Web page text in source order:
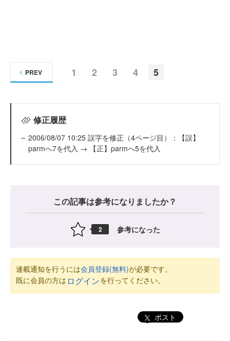
1 2 3 4 5
PREV
修正履歴
2006/08/07 10:25 誤字を修正（4ページ目）：【誤】
parmへ7を代入 → 【正】parmへ5を代入
この記事は参考になりましたか？
2 参考になった
連載通知を行うには会員登録(無料)が必要です。
既に会員の方は ログインを行ってください。
ポスト